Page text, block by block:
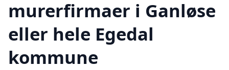
murerfirmaer i Ganløse
eller hele Egedal
kommune